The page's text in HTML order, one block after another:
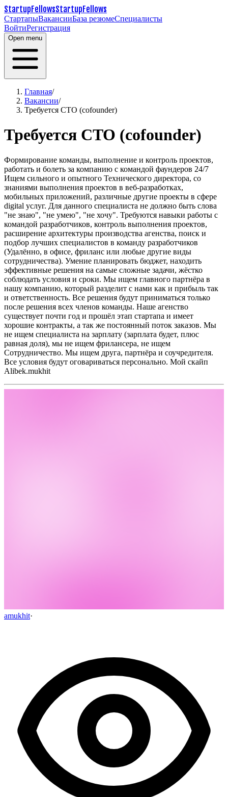
StartupFellowsStartupFellows
СтартапыВакансииБаза резюмеСпециалисты
ВойтиРегистрация
Open menu
Главная/
Вакансии/
Требуется CTO (cofounder)
Требуется CTO (cofounder)
Формирование команды, выполнение и контроль проектов,
работать и болеть за компанию с командой фаундеров 24/7
Ищем сильного и опытного Технического директора, со
знаниями выполнения проектов в веб-разработках,
мобильных приложений, различные другие проекты в сфере
digital услуг. Для данного специалиста не должно быть слова
"не знаю", "не умею", "не хочу". Требуются навыки работы с
командой разработчиков, контроль выполнения проектов,
расширение архитектуры производства агенства, поиск и
подбор лучших специалистов в команду разработчиков
(Удалённо, в офисе, фриланс или любые другие виды
сотрудничества). Умение планировать бюджет, находить
эффективные решения на самые сложные задачи, жёстко
соблюдать условия и сроки. Мы ищем главного партнёра в
нашу компанию, который разделит с нами как и прибыль так
и ответственность. Все решения будут приниматься только
после решения всех членов команды. Наше агенство
существует почти год и прошёл этап стартапа и имеет
хорошие контракты, а так же постоянный поток заказов. Мы
не ищем специалиста на зарплату (зарплата будет, плюс
равная доля), мы не ищем фрилансера, не ищем
Сотрудничество. Мы ищем друга, партнёра и соучредителя.
Все условия будут оговариваться персонально. Мой скайп
Alibek.mukhit
amukhit·